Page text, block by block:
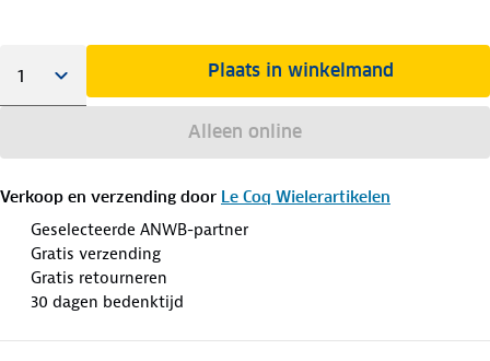
Plaats in winkelmand
Alleen online
Verkoop en verzending door Le Coq Wielerartikelen
Geselecteerde ANWB-partner
Gratis verzending
Gratis retourneren
30 dagen bedenktijd